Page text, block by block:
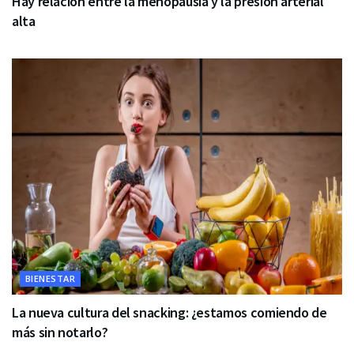
alta
BIENESTAR
La nueva cultura del snacking: ¿estamos comiendo de
más sin notarlo?